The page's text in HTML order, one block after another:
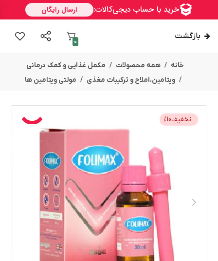
بازگشت
0
خانه همه محصولات
مکمل غذایی و کمک درمانی
ویتامین،املاح و ترکیبات مغذی
مولتی ویتامین ها
تخفیف %10